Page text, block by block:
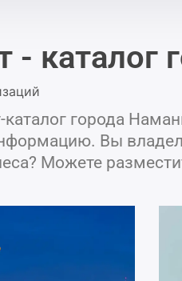
- каталог
города
Вы
Можете